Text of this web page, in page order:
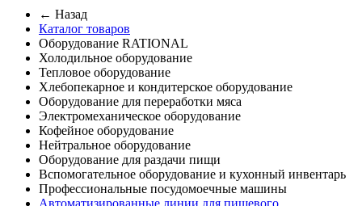
← Назад
Каталог товаров
Оборудование RATIONAL
Холодильное оборудование
Тепловое оборудование
Хлебопекарное и кондитерское оборудование
Оборудование для переработки мяса
Электромеханическое оборудование
Кофейное оборудование
Нейтральное оборудование
Оборудование для раздачи пищи
Вспомогательное оборудование и кухонный инвентарь
Профессиональные посудомоечные машины
Автоматизированные линии для пищевого